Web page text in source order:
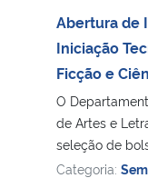
Abertura de
Iniciação
Ficção e
O
de Artes e
seleção de
Categoria: